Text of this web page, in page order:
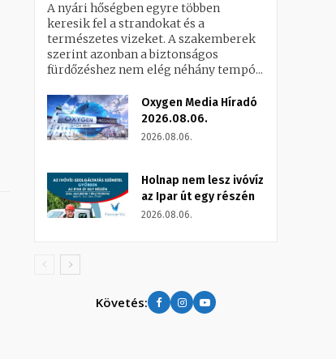
A nyári hőségben egyre többen
keresik fel a strandokat és a
természetes vizeket. A szakemberek
szerint azonban a biztonságos
fürdőzéshez nem elég néhány tempó...
Oxygen Media Híradó
2026.08.06.
2026.08.06.
Holnap nem lesz ivóvíz
az Ipar út egy részén
2026.08.06.
Követés: